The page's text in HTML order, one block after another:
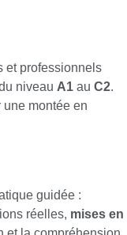
et professionnels
niveau A1 au C2.
montée en
guidée :
réelles, mises en